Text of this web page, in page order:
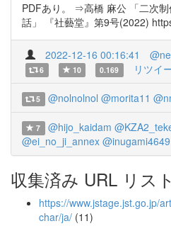
PDFあり。 ⇒高橋 麻公 「二次
話」 『社藝堂』第9号(2022)
2022-12-16 00:16:41
6 10 0.169 リツイ
5 @nolnolnol @morita11
7 @hijo_kaidam
@ei_no_ji_annex @inugami4649
収集済み URL リスト
https://www.jstage.jst.go.jp/
char/ja/ (11)